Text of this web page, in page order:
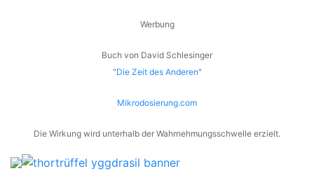
Werbung
Buch von David Schlesinger
"Die Zeit des Anderen"
Mikrodosierung.com
Die Wirkung wird unterhalb der Wahrnehmungsschwelle erzielt.